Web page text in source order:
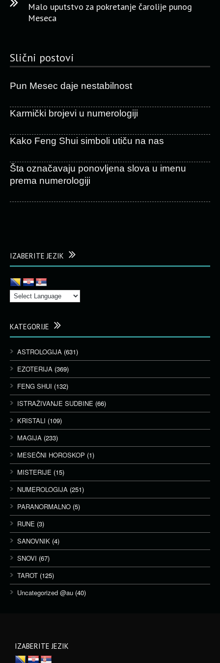
Malo uputstvo za pokretanje čarolije punog
Meseca
Slični postovi
Pun Mesec daje nestabilnost
Karmički brojevi u numerologiji
Kako Feng Shui simboli utiču na nas
Šta označavaju ponovljena slova u imenu
prema numerologiji
IZABERITE JEZIK
KATEGORIJE
ASTROLOGIJA (631)
EZOTERIJA (369)
FENG SHUI (132)
ISTRAŽIVANJE SUDBINE (66)
KRISTALI (109)
MAGIJA (233)
MESEČNI HOROSKOP (1)
MISTERIJE (15)
NUMEROLOGIJA (251)
PARANORMALNO (5)
RUNE (3)
SANOVNIK (4)
SNOVI (67)
TAROT (125)
Uncategorized @au (40)
IZABERITE JEZIK